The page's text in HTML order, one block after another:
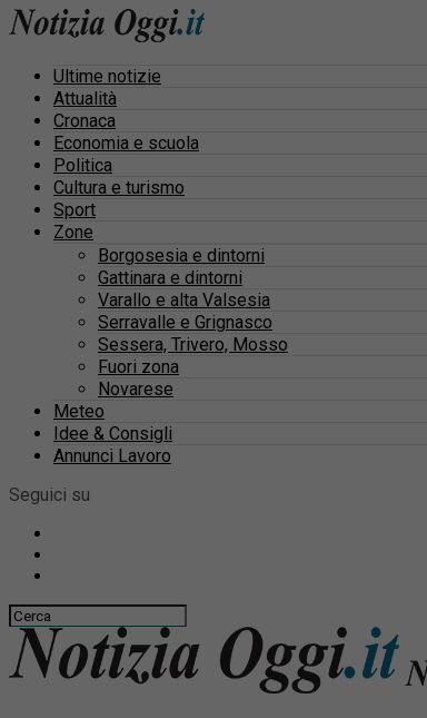
Ultime notizie
Attualità
Cronaca
Economia e scuola
Politica
Cultura e turismo
Sport
Zone
Borgosesia e dintorni
Gattinara e dintorni
Varallo e alta Valsesia
Serravalle e Grignasco
Sessera, Trivero, Mosso
Fuori zona
Novarese
Meteo
Idee & Consigli
Annunci Lavoro
Seguici su